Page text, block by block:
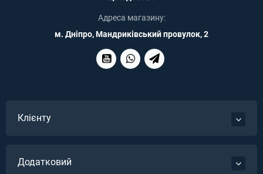
Адреса магазину:
м. Дніпро, Мандриківський провулок, 2
Клієнту
Додатковий